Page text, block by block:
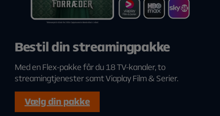
Bestil din streamingpakke
Med en Flex-pakke får du 18 TV-kanaler, to
streamingtjenester samt Viaplay Film & Serier.
Vælg din pakke